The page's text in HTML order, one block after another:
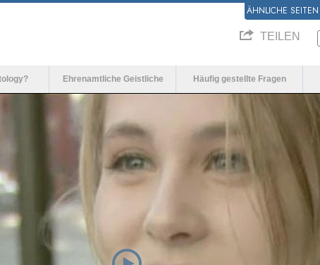
ÄHNLICHE SEITEN
TEILEN
Ehrenamtliche Geistliche Häufig gestellte Fragen